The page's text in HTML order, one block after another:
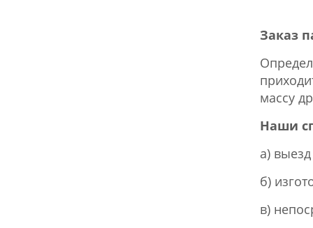
Заказ
массу
Наши
а)
б)
в)